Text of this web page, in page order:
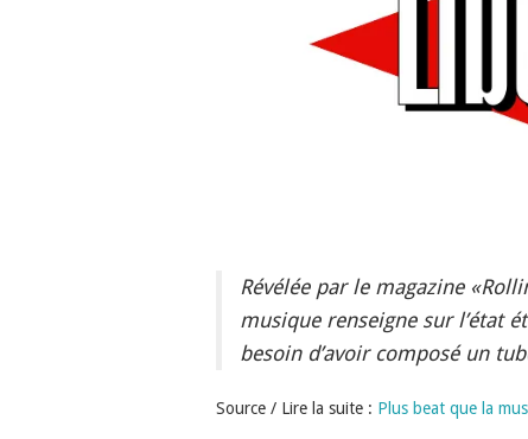
Révélée par le magazine
musique renseigne sur l’état
besoin d’avoir composé un
Source / Lire la suite : Plus beat que la